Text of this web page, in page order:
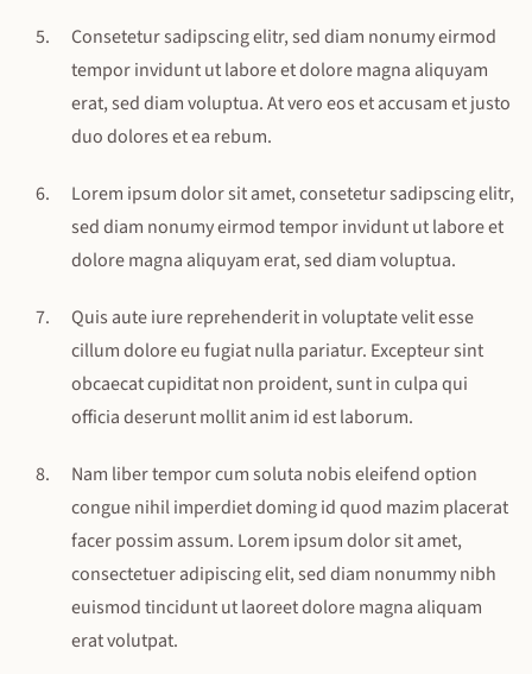
Consetetur sadipscing elitr, sed diam nonumy eirmod
tempor invidunt ut labore et dolore magna aliquyam
erat, sed diam voluptua. At vero eos et accusam et justo
duo dolores et ea rebum.
Lorem ipsum dolor sit amet, consetetur sadipscing elitr,
sed diam nonumy eirmod tempor invidunt ut labore et
dolore magna aliquyam erat, sed diam voluptua.
Quis aute iure reprehenderit in voluptate velit esse
cillum dolore eu fugiat nulla pariatur. Excepteur sint
obcaecat cupiditat non proident, sunt in culpa qui
officia deserunt mollit anim id est laborum.
Nam liber tempor cum soluta nobis eleifend option
congue nihil imperdiet doming id quod mazim placerat
facer possim assum. Lorem ipsum dolor sit amet,
consectetuer adipiscing elit, sed diam nonummy nibh
euismod tincidunt ut laoreet dolore magna aliquam
erat volutpat.